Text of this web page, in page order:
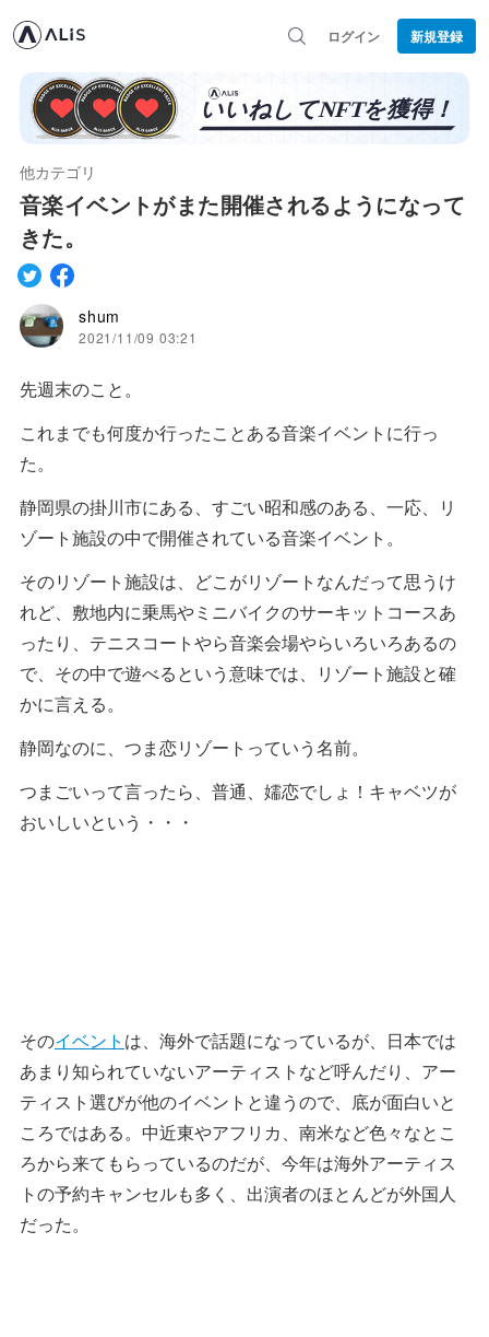
ログイン 新規登録
他カテゴリ
音楽イベントがまた開催されるようになって
きた。
shum
2021/11/09 03:21
先週末のこと。
これまでも何度か行ったことある音楽イベントに行っ
た。
静岡県の掛川市にある、すごい昭和感のある、一応、リ
ゾート施設の中で開催されている音楽イベント。
そのリゾート施設は、どこがリゾートなんだって思うけ
れど、敷地内に乗馬やミニバイクのサーキットコースあ
ったり、テニスコートやら音楽会場やらいろいろあるの
で、その中で遊べるという意味では、リゾート施設と確
かに言える。
静岡なのに、つま恋リゾートっていう名前。
つまごいって言ったら、普通、嬬恋でしょ！キャベツが
おいしいという・・・
そのイベント は、海外で話題になっているが、日本では
あまり知られていないアーティストなど呼んだり、アー
ティスト選びが他のイベントと違うので、底が面白いと
ころではある。中近東やアフリカ、南米など色々なとこ
ろから来てもらっているのだが、今年は海外アーティス
トの予約キャンセルも多く、出演者のほとんどが外国人
だった。